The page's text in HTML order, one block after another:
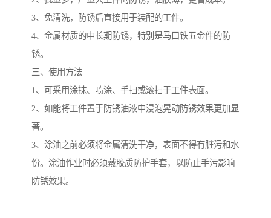
3、免清洗，防锈后直接用于装配的工件。
4、金属材质的中长期防锈，特别是马口铁五金件的防
锈。
三、使用方法
1、可采用涂抹、喷涂、手扫或滚扫于工件表面。
2、如能将工件置于防锈油液中浸泡晃动防锈效果更加显
著。
3、涂油之前必须将金属清洗干净，表面不得有脏污和水
份。涂油作业时必须戴胶质防护手套，以防止手污影响
防锈效果。